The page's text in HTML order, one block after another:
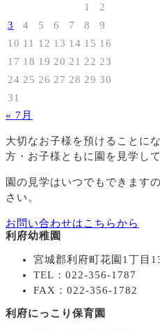
1
2
3
4 5 6 7 8
9
10 11 12 13 14 15 16
17 18 19 20 21 22 23
24 25 26 27 28 29 30
31
« 7月
大切なお子様を預けることに
方・お子様ともに園を見学し
園の見学はいつでもできます
さい。
お問い合わせはこちらから
利府幼稚園
宮城郡利府町花園1丁目
TEL：022-356-1787
FAX：022-356-1782
利府にっこり保育園